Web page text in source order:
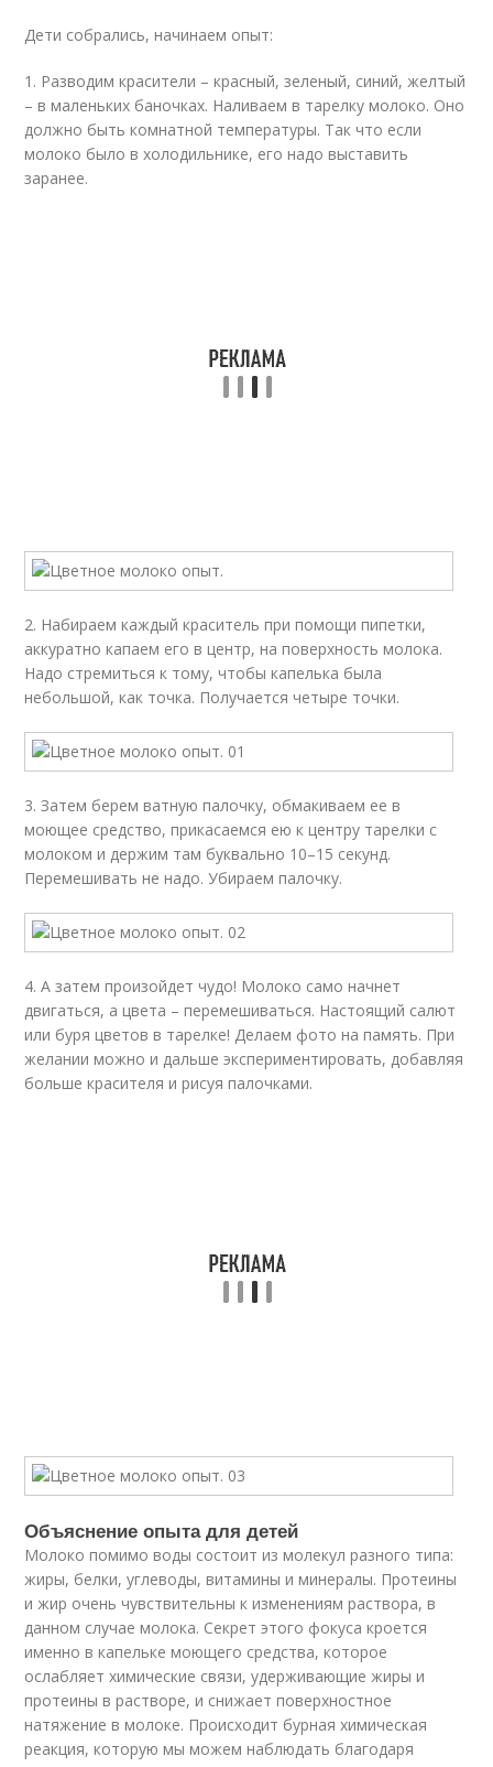
Дети собрались, начинаем опыт:
1. Разводим красители – красный, зеленый, синий, желтый
– в маленьких баночках. Наливаем в тарелку молоко. Оно
должно быть комнатной температуры. Так что если
молоко было в холодильнике, его надо выставить
заранее.
2. Набираем каждый краситель при помощи пипетки,
аккуратно капаем его в центр, на поверхность молока.
Надо стремиться к тому, чтобы капелька была
небольшой, как точка. Получается четыре точки.
3. Затем берем ватную палочку, обмакиваем ее в
моющее средство, прикасаемся ею к центру тарелки с
молоком и держим там буквально 10–15 секунд.
Перемешивать не надо. Убираем палочку.
4. А затем произойдет чудо! Молоко само начнет
двигаться, а цвета – перемешиваться. Настоящий салют
или буря цветов в тарелке! Делаем фото на память. При
желании можно и дальше экспериментировать, добавляя
больше красителя и рисуя палочками.
Объяснение опыта для детей
Молоко помимо воды состоит из молекул разного типа:
жиры, белки, углеводы, витамины и минералы. Протеины
и жир очень чувствительны к изменениям раствора, в
данном случае молока. Секрет этого фокуса кроется
именно в капельке моющего средства, которое
ослабляет химические связи, удерживающие жиры и
протеины в растворе, и снижает поверхностное
натяжение в молоке. Происходит бурная химическая
реакция, которую мы можем наблюдать благодаря